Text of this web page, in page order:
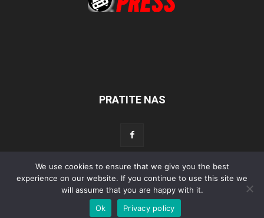
PRATITE NAS
Početna Aktualno Test Tehnika Servis Tuning
Sport
Lifestyle
Povijest
© Autopress - Sva prava pridržana.
We use cookies to ensure that we give you the best
experience on our website. If you continue to use this site we
will assume that you are happy with it.
Ok
Privacy policy